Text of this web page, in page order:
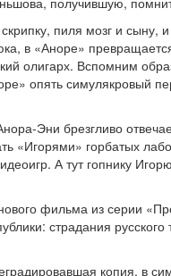
пиля мозг и сыну,
в «Аноре»
Вспомним
опять симулякровый
Эни брезгливо
«Игорями» горбатых
А тут гопнику
фильма из серии
страдания
копия, в